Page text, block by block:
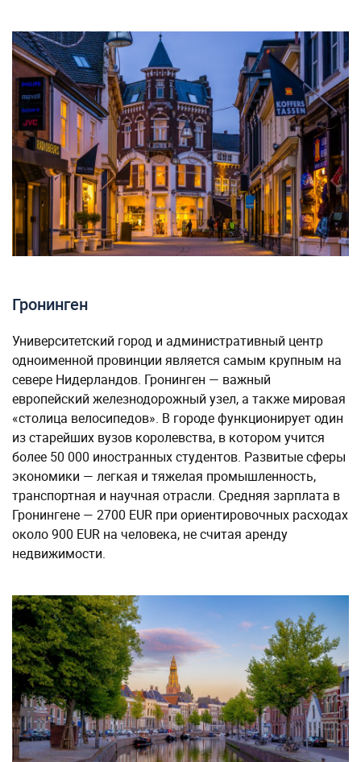
Гронинген
Университетский город и административный центр
одноименной провинции является самым крупным на
севере Нидерландов. Гронинген — важный
европейский железнодорожный узел, а также мировая
«столица велосипедов». В городе функционирует один
из старейших вузов королевства, в котором учится
более 50 000 иностранных студентов. Развитые сферы
экономики — легкая и тяжелая промышленность,
транспортная и научная отрасли. Средняя зарплата в
Гронингене — 2700 EUR при ориентировочных расходах
около 900 EUR на человека, не считая аренду
недвижимости.